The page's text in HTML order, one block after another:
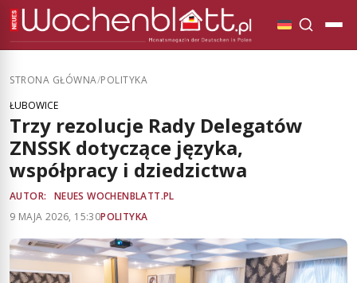
STRONA GŁÓWNA/POLITYKA
ŁUBOWICE
Trzy rezolucje Rady Delegatów
ZNSSK dotyczące języka,
współpracy i dziedzictwa
AUTOR:
NEUES WOCHENBLATT.PL
9 MAJA 2026, 15:30POLITYKA